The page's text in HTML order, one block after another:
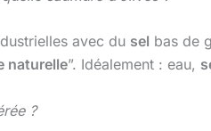
avec du sel bas de
naturelle”. Idéalement : eau,
?